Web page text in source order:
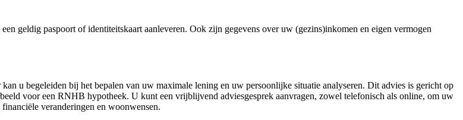
geldig paspoort of identiteitskaart aanleveren. Ook zijn gegevens over uw (gezins)inkomen en eigen vermogen
u begeleiden bij het bepalen van uw maximale lening en uw persoonlijke situatie analyseren. Dit advies is gericht op
voor een RNHB hypotheek. U kunt een vrijblijvend adviesgesprek aanvragen, zowel telefonisch als online, om uw
veranderingen en woonwensen.